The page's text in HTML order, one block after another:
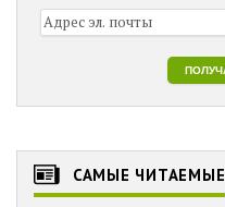
САМЫЕ ЧИТАЕМЫЕ